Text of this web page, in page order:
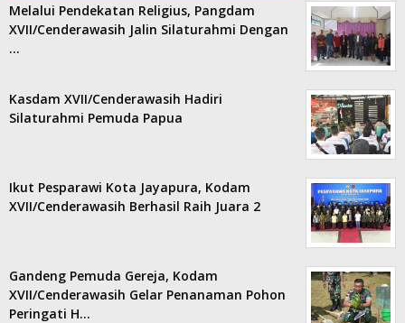
Melalui Pendekatan Religius, Pangdam
XVII/Cenderawasih Jalin Silaturahmi Dengan
…
Kasdam XVII/Cenderawasih Hadiri
Silaturahmi Pemuda Papua
Ikut Pesparawi Kota Jayapura, Kodam
XVII/Cenderawasih Berhasil Raih Juara 2
Gandeng Pemuda Gereja, Kodam
XVII/Cenderawasih Gelar Penanaman Pohon
Peringati H…